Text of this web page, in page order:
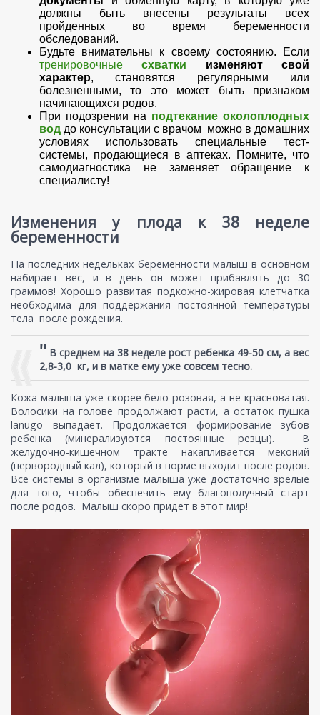
должны быть внесены результаты всех
пройденных во время беременности
обследований.
Будьте внимательны к своему состоянию. Если
тренировочныесхватки изменяют свой
характер, становятся регулярными или
болезненными, то это может быть признаком
начинающихся родов.
При подозрении на подтекание околоплодных
вод до консультации с врачом можно в домашних
условиях использовать специальные тест-
системы, продающиеся в аптеках. Помните, что
самодиагностика не заменяет обращение к
специалисту!
Изменения у плода к 38 неделе
беременности
На последних недельках беременности малыш в основном
набирает вес, и в день он может прибавлять до 30
граммов! Хорошо развитая подкожно-жировая клетчатка
необходима для поддержания постоянной температуры
тела после рождения.
" В среднем на 38 неделе рост ребенка 49-50 см, а вес
2,8-3,0 кг, и в матке ему уже совсем тесно.
Кожа малыша уже скорее бело-розовая, а не красноватая.
Волосики на голове продолжают расти, а остаток пушка
lanugo выпадает. Продолжается формирование зубов
ребенка (минерализуются постоянные резцы). В
желудочно-кишечном тракте накапливается меконий
(первородный кал), который в норме выходит после родов.
Все системы в организме малыша уже достаточно зрелые
для того, чтобы обеспечить ему благополучный старт
после родов. Малыш скоро придет в этот мир!